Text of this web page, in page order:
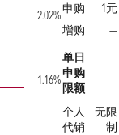
2.02%
1.16%
申购
1元
增购
—
单日
申购
限额
个人
代销
无限
制